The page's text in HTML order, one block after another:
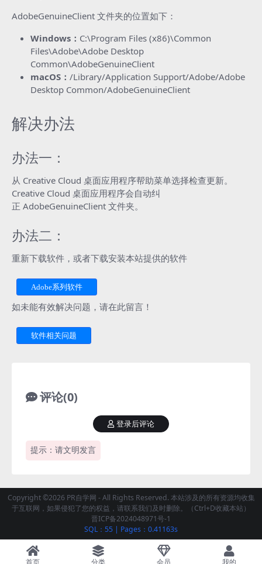
AdobeGenuineClient 文件夹的位置如下：
Windows： C:\Program Files (x86)\Common
Files\Adobe\Adobe Desktop
Common\AdobeGenuineClient
macOS： /Library/Application Support/Adobe/Adobe
Desktop Common/AdobeGenuineClient
解决办法
办法一：
从 Creative Cloud 桌面应用程序帮助菜单选择检查更新。
Creative Cloud 桌面应用程序会自动纠
正 AdobeGenuineClient 文件夹。
办法二：
重新下载软件，或者下载安装本站提供的软件
Adobe系列软件
如未能有效解决问题，请在此留言！
软件相关问题
评论(0)
提示：请文明发言
登录后评论
Copyright ©2026 PR自学网 - All Rights Reserved. 本站涉及的所有资源均收集
于互联网，如果侵犯了您的权益，请联系我们及时删除。（Ctrl+D收藏本站）
晋ICP备2024048971号-1
SQL：55 | Pages：0.41163s
首页 分类 会员 我的